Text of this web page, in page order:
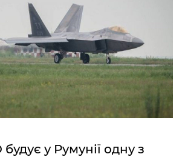
у Румунії одну з